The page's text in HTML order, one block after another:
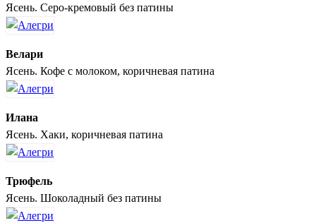
Ясень. Серо-кремовый без патины
Велари
Ясень. Кофе с молоком, коричневая патина
Илана
Ясень. Хаки, коричневая патина
Трюфель
Ясень. Шоколадный без патины